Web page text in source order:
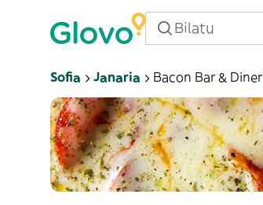
Sofia Janaria Bacon Bar & Diner